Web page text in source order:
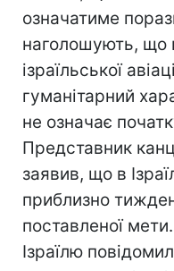
означатиме
наголошують, що
ізраїльської
гуманітарний
не означає
Представник
заявив, що в
приблизно
поставленої
Ізраїлю